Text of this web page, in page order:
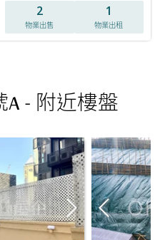
2
物業出售
1
物業出租
A - 附近樓盤